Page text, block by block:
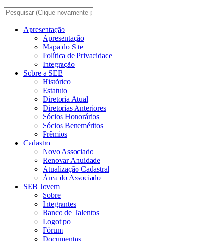
Apresentação
Apresentação
Mapa do Site
Política de Privacidade
Integração
Sobre a SEB
Histórico
Estatuto
Diretoria Atual
Diretorias Anteriores
Sócios Honorários
Sócios Beneméritos
Prêmios
Cadastro
Novo Associado
Renovar Anuidade
Atualização Cadastral
Área do Associado
SEB Jovem
Sobre
Integrantes
Banco de Talentos
Logotipo
Fórum
Documentos